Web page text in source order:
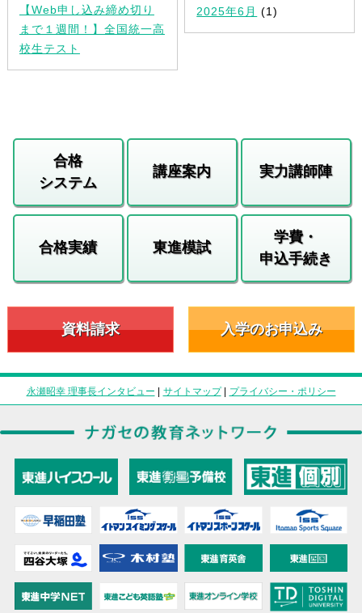
【Web申し込み締め切り
まで１週間！】全国統一高
校生テスト
2025年6月 (1)
合格
システム
講座案内 実力講師陣
合格実績 東進模試
学費・
申込手続き
資料請求 入学のお申込み
永瀬昭幸 理事長インタビュー | サイトマップ| プライバシー・ポリシー